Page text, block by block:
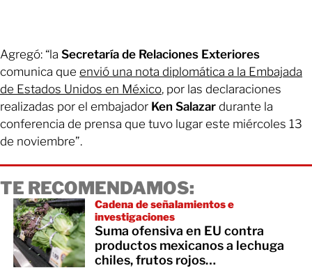
Agregó: “la Secretaría de Relaciones Exteriores
comunica que envió una nota diplomática a la Embajada
de Estados Unidos en México, por las declaraciones
realizadas por el embajador Ken Salazar durante la
conferencia de prensa que tuvo lugar este miércoles 13
de noviembre”.
TE RECOMENDAMOS:
Cadena de señalamientos e
investigaciones
Suma ofensiva en EU contra
productos mexicanos a lechuga
chiles, frutos rojos…